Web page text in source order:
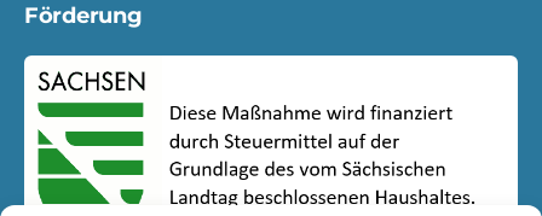
Förderung